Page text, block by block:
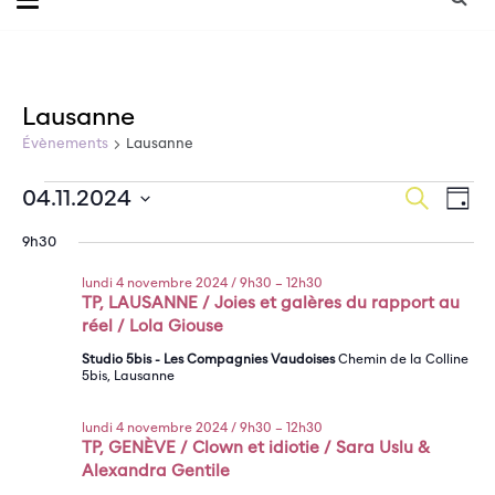
Lausanne
Évènements Lausanne
Évènements
for
lundi
novembre
2024
et
Recherche
Jour
04.11.2024
une
9h30
TP, LAUSANNE / Joies et galères du rapport au
réel / Lola Giouse
lundi 4 novembre 2024 / 9h30 – 12h30
Studio 5bis - Les Compagnies VaudoisesChemin de la Colline
5bis, Lausanne
TP, GENÈVE / Clown et idiotie / Sara Uslu &
Alexandra Gentile
lundi 4 novembre 2024 / 9h30 – 12h30